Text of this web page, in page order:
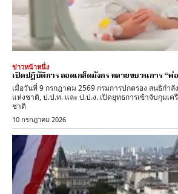
ข่าวหน้าหนึ่ง
เปิดปฏิบัติการ ถอดเกล็ดมังกร ทลายขบวนการ “พ่
เมื่อวันที่ 9 กรกฎาคม 2569 กรมการปกครอง สนธิกำ
แห่งชาติ, ป.ป.ท. และ ป.ป.ง. เปิดยุทธการเข้าจับกุมเ
ชาติ
10 กรกฎาคม 2026